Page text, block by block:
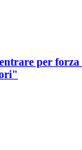
per forza